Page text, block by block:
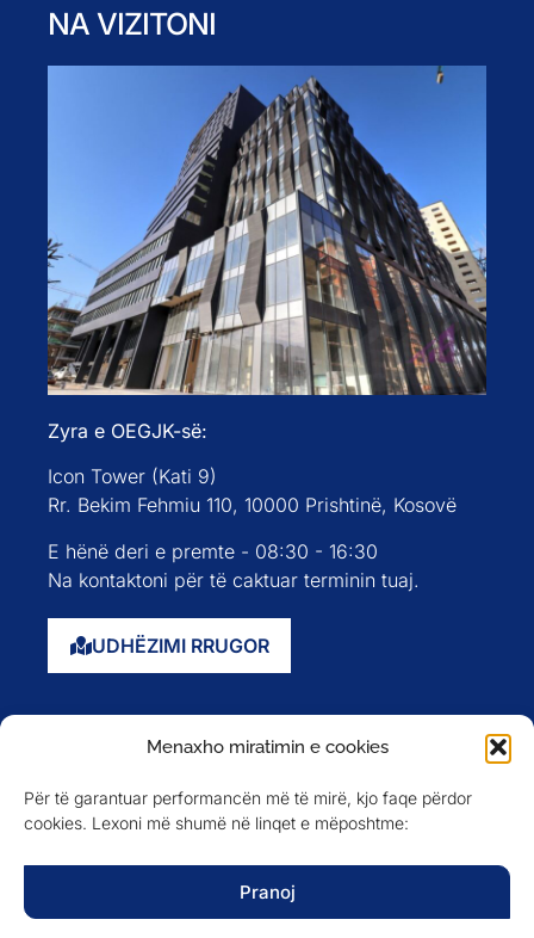
Menaxho miratimin e cookies
Për të garantuar performancën më të mirë, kjo faqe përdor
cookies. Lexoni më shumë në linqet e mëposhtme:
Pranoj
NA VIZITONI
Zyra e OEGJK-së:
Icon Tower (Kati 9)
Rr. Bekim Fehmiu 110, 10000 Prishtinë, Kosovë
E hënë deri e premte - 08:30 - 16:30
Na kontaktoni për të caktuar terminin tuaj.
UDHËZIMI RRUGOR
Evente
Anëtarët
Newsletter